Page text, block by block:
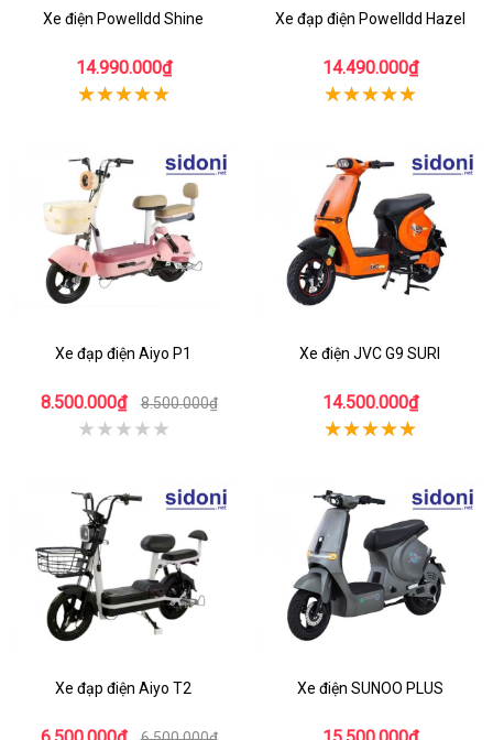
Xe điện Powelldd Shine
14.990.000₫
Xe đạp điện Powelldd Hazel
14.490.000₫
Xe đạp điện Aiyo P1
8.500.000₫ 8.500.000₫
Xe điện JVC G9 SURI
14.500.000₫
Xe đạp điện Aiyo T2 Xe điện SUNOO PLUS